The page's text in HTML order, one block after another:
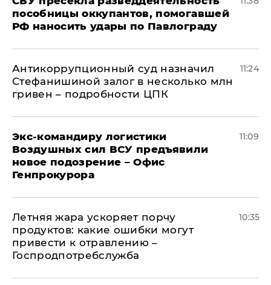
пособницы оккупантов, помогавшей
РФ наносить удары по Павлограду
Антикоррупционный суд назначил
Стефанишиной залог в несколько млн
гривен – подробности ЦПК
11:24
Экс-командиру логистики
Воздушных сил ВСУ предъявили
новое подозрение – Офис
Генпрокурора
11:09
Летняя жара ускоряет порчу
продуктов: какие ошибки могут
привести к отравлению –
Госпродпотребслужба
10:35